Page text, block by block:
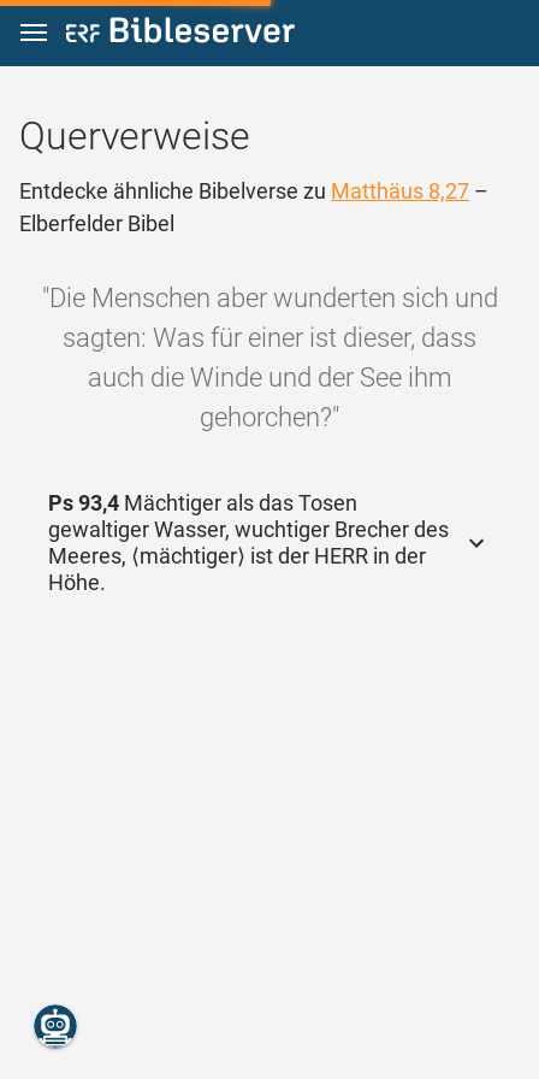
Zum Inhalt springen
Querverweise
Entdecke ähnliche Bibelverse zu Matthäus 8,27 –
Elberfelder Bibel
"Die Menschen aber wunderten sich und
sagten: Was für einer ist dieser, dass
auch die Winde und der See ihm
gehorchen?"
Ps 93,4 Mächtiger als das Tosen
gewaltiger Wasser, wuchtiger Brecher des
Meeres, ⟨mächtiger⟩ ist der HERR in der
Höhe.